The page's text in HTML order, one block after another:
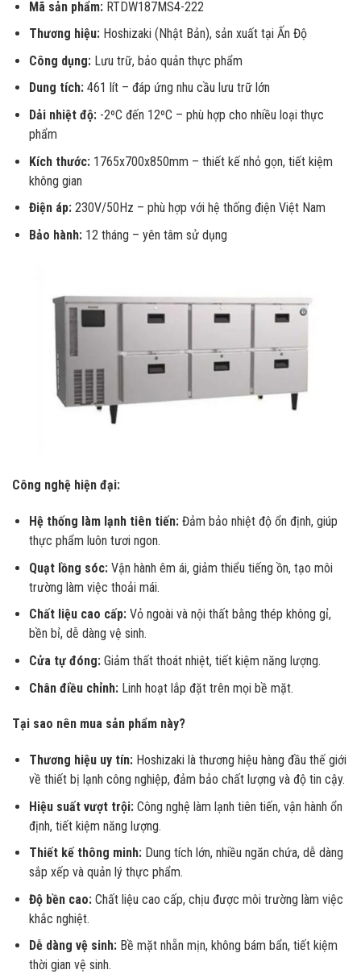
Mã sản phẩm:RTDW187MS4-222
Thương hiệu:Hoshizaki (Nhật Bản), sản xuất tại Ấn Độ
Công dụng:Lưu trữ, bảo quản thực phẩm
Dung tích:461 lít – đáp ứng nhu cầu lưu trữ lớn
Dải nhiệt độ:-2ºC đến 12ºC – phù hợp cho nhiều loại thực
phẩm
Kích thước:1765x700x850mm – thiết kế nhỏ gọn, tiết kiệm
không gian
Điện áp:230V/50Hz – phù hợp với hệ thống điện Việt Nam
Bảo hành:12 tháng – yên tâm sử dụng
Công nghệ hiện đại:
Hệ thống làm lạnh tiên tiến:Đảm bảo nhiệt độ ổn định, giúp
thực phẩm luôn tươi ngon.
Quạt lồng sóc:Vận hành êm ái, giảm thiểu tiếng ồn, tạo môi
trường làm việc thoải mái.
Chất liệu cao cấp:Vỏ ngoài và nội thất bằng thép không gỉ,
bền bỉ, dễ dàng vệ sinh.
Cửa tự đóng:Giảm thất thoát nhiệt, tiết kiệm năng lượng.
Chân điều chỉnh:Linh hoạt lắp đặt trên mọi bề mặt.
Tại sao nên mua sản phẩm này?
Thương hiệu uy tín:Hoshizaki là thương hiệu hàng đầu thế giới
về thiết bị lạnh công nghiệp, đảm bảo chất lượng và độ tin cậy.
Hiệu suất vượt trội:Công nghệ làm lạnh tiên tiến, vận hành ổn
định, tiết kiệm năng lượng.
Thiết kế thông minh:Dung tích lớn, nhiều ngăn chứa, dễ dàng
sắp xếp và quản lý thực phẩm.
Độ bền cao:Chất liệu cao cấp, chịu được môi trường làm việc
khắc nghiệt.
Dễ dàng vệ sinh:Bề mặt nhẵn mịn, không bám bẩn, tiết kiệm
thời gian vệ sinh.